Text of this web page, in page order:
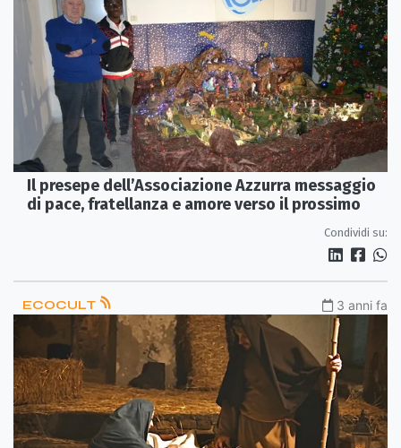
Il presepe dell’Associazione Azzurra messaggio
di pace, fratellanza e amore verso il prossimo
Condividi su:
ECOCULT 3 anni fa